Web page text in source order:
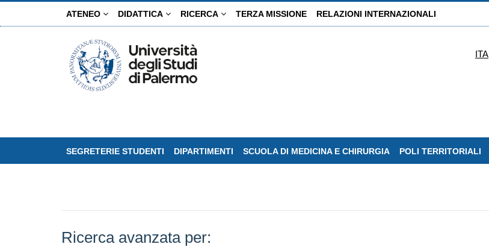
ATENEO DIDATTICA RICERCA TERZA MISSIONE RELAZIONI INTERNAZIONALI
ITA
SEGRETERIE STUDENTI DIPARTIMENTI SCUOLA DI MEDICINA E CHIRURGIA POLI TERRITORIALI
Ricerca avanzata per: